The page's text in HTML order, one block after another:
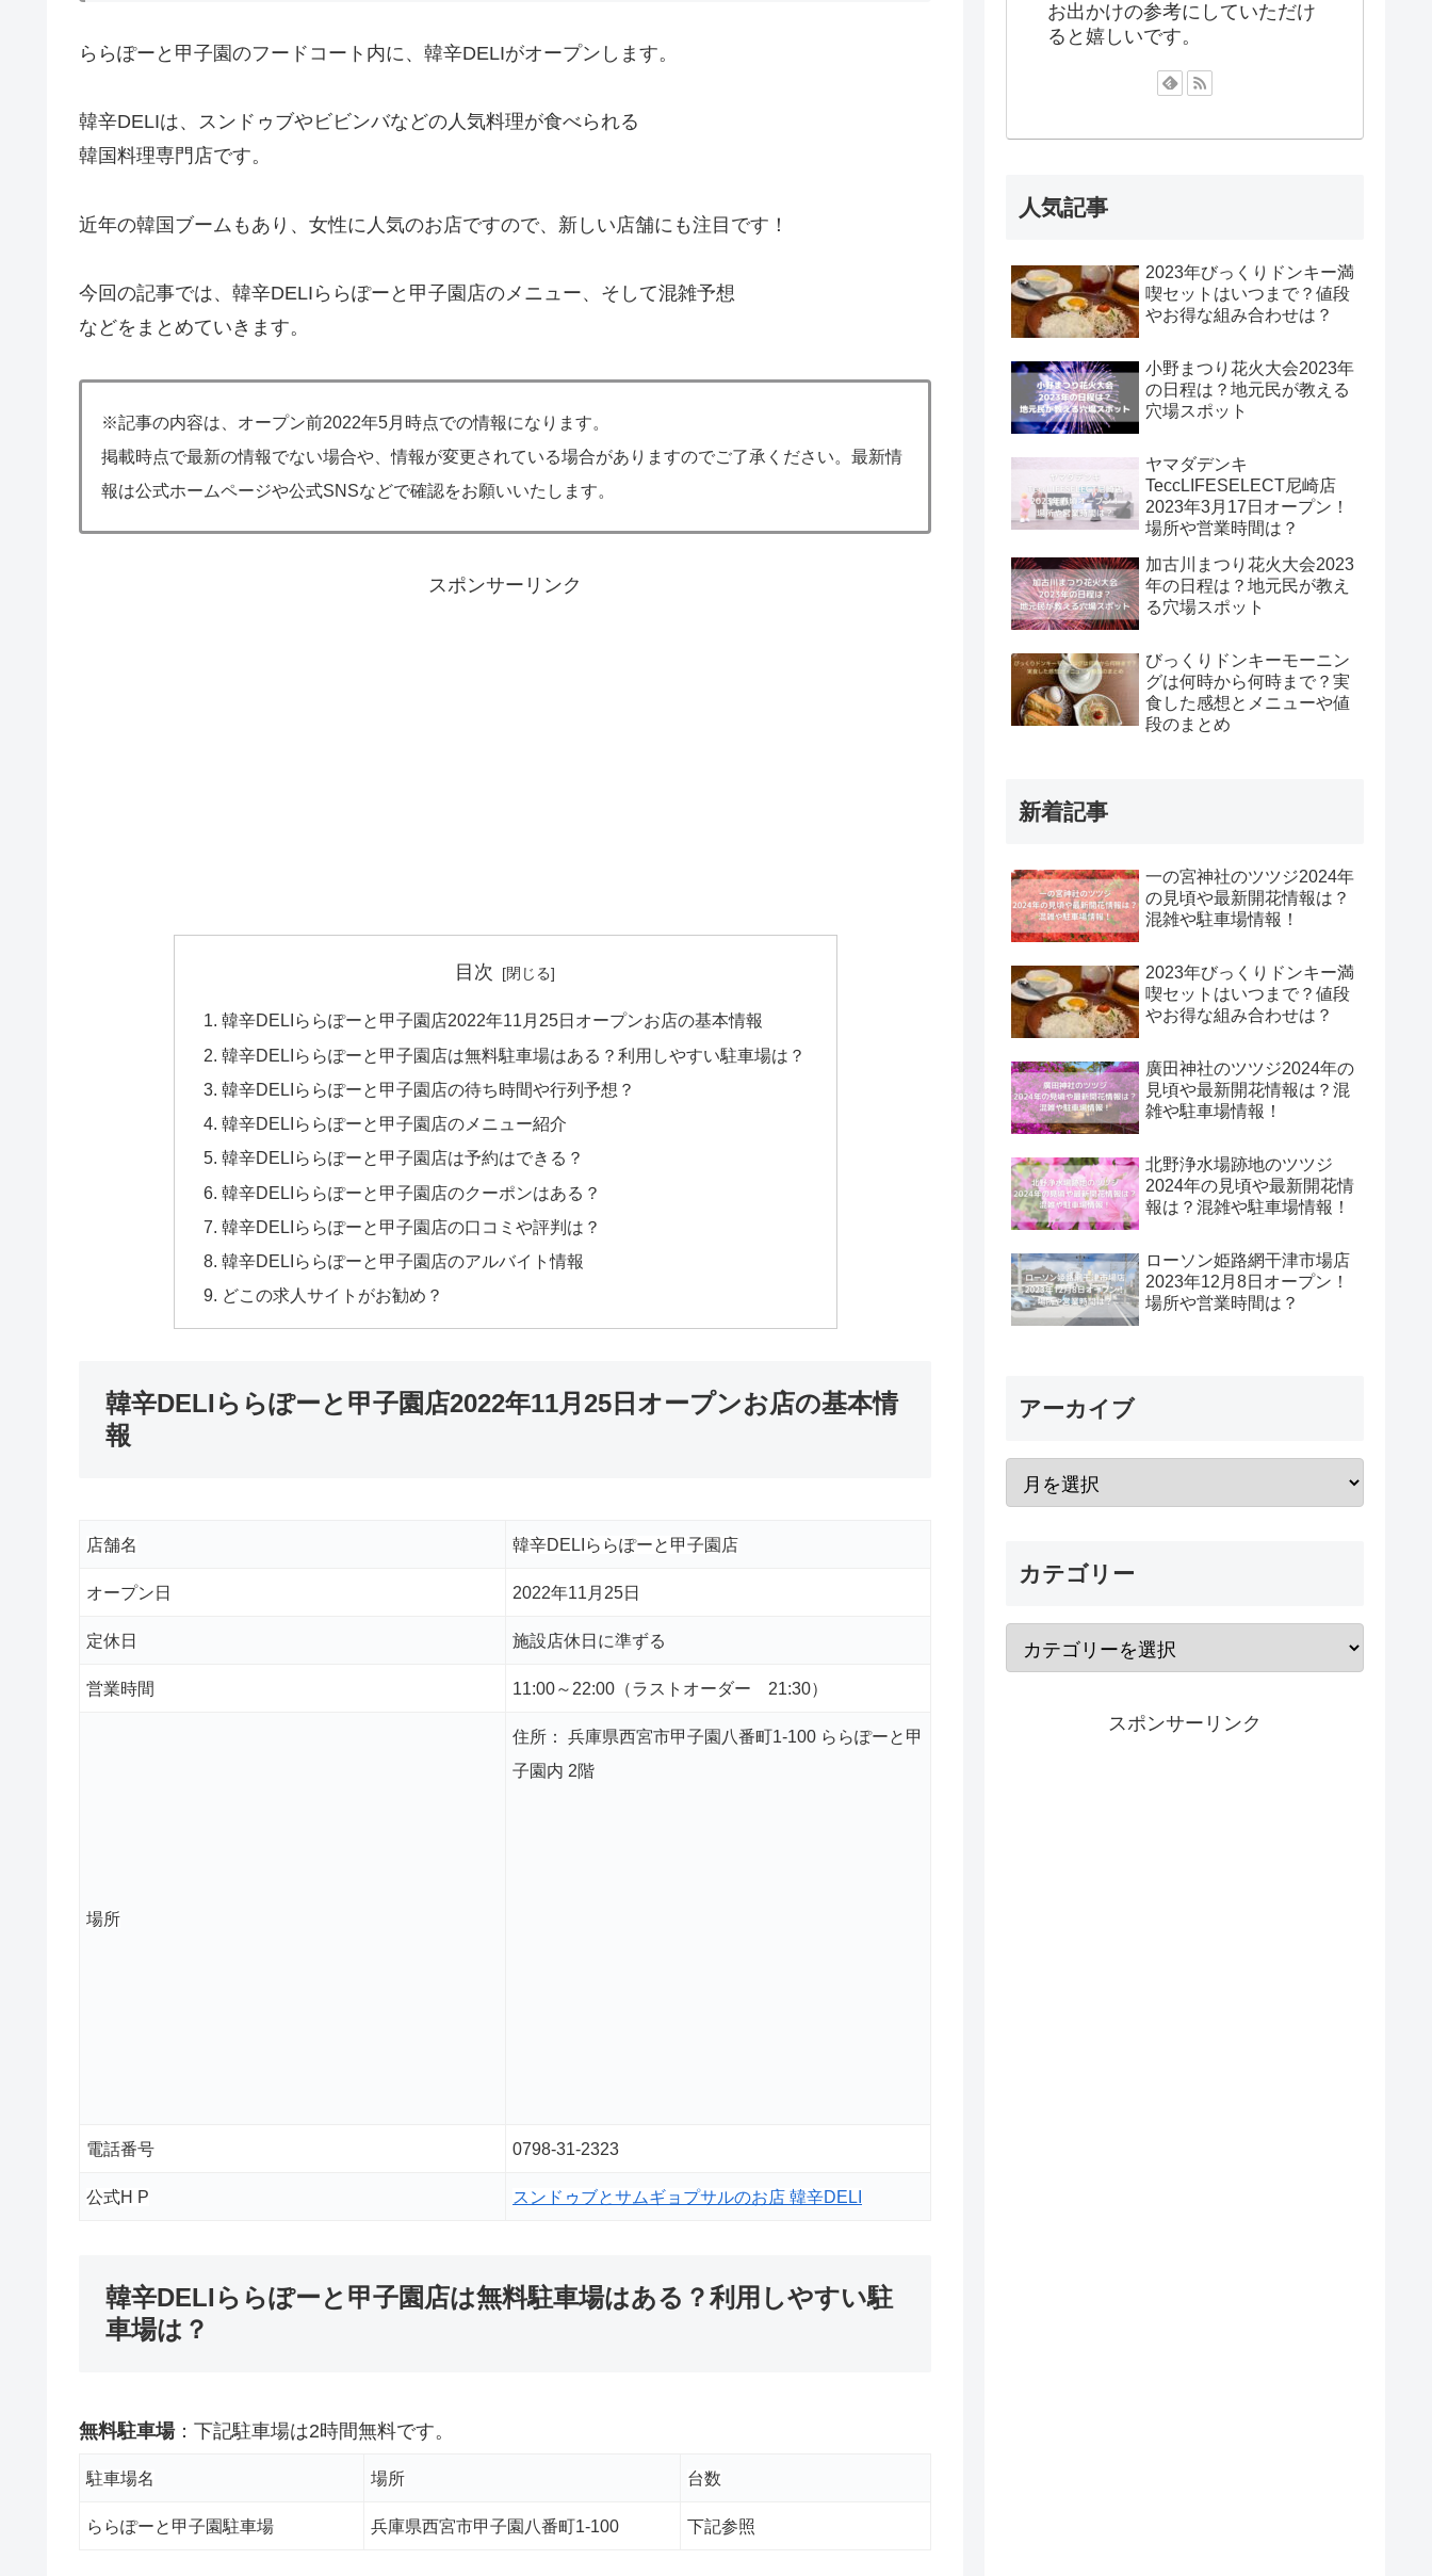
ららぽーと甲子園のフードコート内に、韓辛DELIがオープンします。
韓辛DELIは、スンドゥブやビビンバなどの人気料理が食べられる
韓国料理専門店です。
近年の韓国ブームもあり、女性に人気のお店ですので、新しい店舗にも注目です！
今回の記事では、韓辛DELIららぽーと甲子園店のメニュー、そして混雑予想
などをまとめていきます。
※記事の内容は、オープン前2022年5月時点での情報になります。
掲載時点で最新の情報でない場合や、情報が変更されている場合がありますのでご了承ください。最新情
報は公式ホームページや公式SNSなどで確認をお願いいたします。
スポンサーリンク
目次
韓辛DELIららぽーと甲子園店2022年11月25日オープンお店の基本情報
韓辛DELIららぽーと甲子園店は無料駐車場はある？利用しやすい駐車場は？
韓辛DELIららぽーと甲子園店の待ち時間や行列予想？
韓辛DELIららぽーと甲子園店のメニュー紹介
韓辛DELIららぽーと甲子園店は予約はできる？
韓辛DELIららぽーと甲子園店のクーポンはある？
韓辛DELIららぽーと甲子園店の口コミや評判は？
韓辛DELIららぽーと甲子園店のアルバイト情報
どこの求人サイトがお勧め？
韓辛DELIららぽーと甲子園店2022年11月25日オープンお店の基本情
報
店舗名 韓辛DELIららぽーと甲子園店
オープン日 2022年11月25日
定休日 施設店休日に準ずる
営業時間 11:00～22:00（ラストオーダー 21:30）
場所
住所： 兵庫県西宮市甲子園八番町1-100 ららぽーと甲
子園内 2階
電話番号 0798-31-2323
公式H P スンドゥブとサムギョプサルのお店 韓辛DELI
韓辛DELIららぽーと甲子園店は無料駐車場はある？利用しやすい駐
車場は？
無料駐車場：下記駐車場は2時間無料です。
駐車場名 場所 台数
ららぽーと甲子園駐車場 兵庫県西宮市甲子園八番町1-100 下記参照
お出かけの参考にしていただけ
ると嬉しいです。
人気記事
2023年びっくりドンキー満
喫セットはいつまで？値段
やお得な組み合わせは？
小野まつり花火大会2023年
の日程は？地元民が教える
穴場スポット
ヤマダデンキ
TeccLIFESELECT尼崎店
2023年3月17日オープン！
場所や営業時間は？
加古川まつり花火大会2023
年の日程は？地元民が教え
る穴場スポット
びっくりドンキーモーニン
グは何時から何時まで？実
食した感想とメニューや値
段のまとめ
新着記事
一の宮神社のツツジ2024年
の見頃や最新開花情報は？
混雑や駐車場情報！
2023年びっくりドンキー満
喫セットはいつまで？値段
やお得な組み合わせは？
廣田神社のツツジ2024年の
見頃や最新開花情報は？混
雑や駐車場情報！
北野浄水場跡地のツツジ
2024年の見頃や最新開花情
報は？混雑や駐車場情報！
ローソン姫路網干津市場店
2023年12月8日オープン！
場所や営業時間は？
アーカイブ
カテゴリー
スポンサーリンク